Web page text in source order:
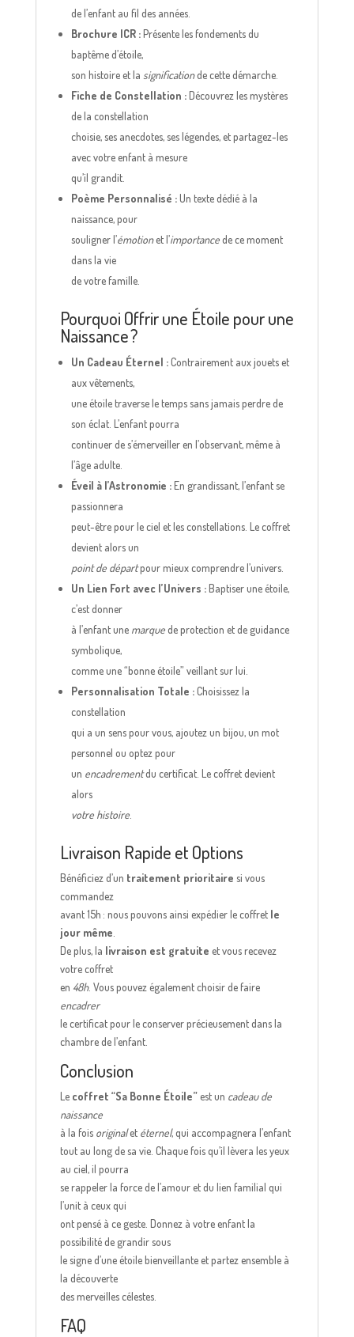
de l’enfant au fil des années.
Brochure ICR :Présente les fondements du
baptême d’étoile,
son histoire et la significationde cette démarche.
Fiche de Constellation :Découvrez les mystères
de la constellation
choisie, ses anecdotes, ses légendes, et partagez-les
avec votre enfant à mesure
qu’il grandit.
Poème Personnalisé :Un texte dédié à la
naissance, pour
souligner l’émotionet l’importancede ce moment
dans la vie
de votre famille.
Pourquoi Offrir une Étoile pour une
Naissance ?
Un Cadeau Éternel :Contrairement aux jouets et
aux vêtements,
une étoile traverse le temps sans jamais perdre de
son éclat. L’enfant pourra
continuer de s’émerveiller en l’observant, même à
l’âge adulte.
Éveil à l’Astronomie :En grandissant, l’enfant se
passionnera
peut-être pour le ciel et les constellations. Le coffret
devient alors un
point de départpour mieux comprendre l’univers.
Un Lien Fort avec l’Univers :Baptiser une étoile,
c’est donner
à l’enfant une marquede protection et de guidance
symbolique,
comme une “bonne étoile” veillant sur lui.
Personnalisation Totale :Choisissez la
constellation
qui a un sens pour vous, ajoutez un bijou, un mot
personnel ou optez pour
un encadrementdu certificat. Le coffret devient
alors
votre histoire.
Livraison Rapide et Options
Bénéficiez d’un traitement prioritaire si vous
commandez
avant 15h : nous pouvons ainsi expédier le coffret le
jour même
De plus, la livraison est gratuite et vous recevez
votre coffret
en 48h. Vous pouvez également choisir de faire
encadrer
le certificat pour le conserver précieusement dans la
chambre de l’enfant.
Conclusion
Le coffret “Sa Bonne Étoile”est un cadeau de
naissance
à la fois originalet éternel, qui accompagnera l’enfant
tout au long de sa vie. Chaque fois qu’il lèvera les yeux
au ciel, il pourra
se rappeler la force de l’amour et du lien familial qui
l’unit à ceux qui
ont pensé à ce geste. Donnez à votre enfant la
possibilité de grandir sous
le signe d’une étoile bienveillante et partez ensemble à
la découverte
des merveilles célestes.
FAQ